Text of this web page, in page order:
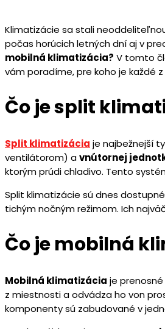
Klimatizácie sa stali
počas horúcich letných dní aj v
mobilná klimatizácia? V tomto
vám poradíme, pre koho je každé
Čo je split
Split klimatizácia je najbežnejší
ventilátorom) avnútornej
ktorým prúdi chladivo. Tento
Split klimatizácie sú dnes
tichým nočným režimom. Ich
Čo je mobilná
Mobilná klimatizácia je
z miestnosti a odvádza ho von
komponenty sú zabudované v